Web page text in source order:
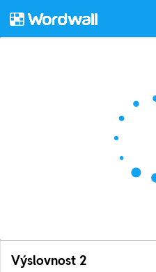
Výslovnost 2